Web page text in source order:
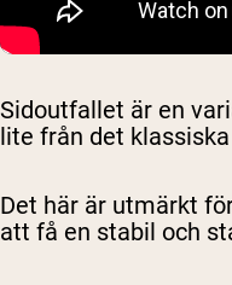
Sidoutfallet är en
lite från det
Det här är utmärkt
att få en stabil och